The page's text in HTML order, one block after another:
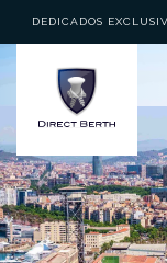
DEDICADOS